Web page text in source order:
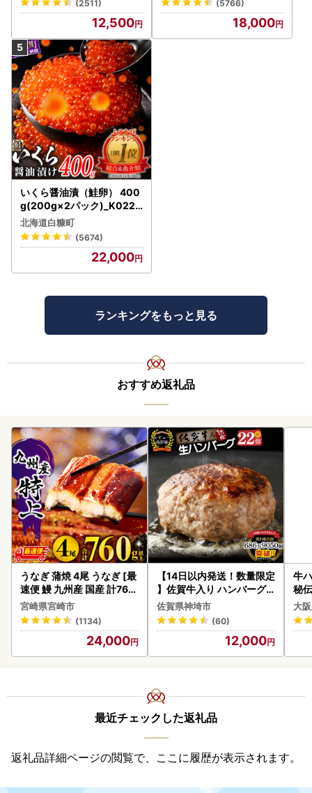
(2511)
12,500
(5766)
18,000
いくら醤油漬（鮭卵） 400
g(200g×2パック)_K022-
1676
北海道白糠町
(5674)
22,000
ランキングをもっと見る
おすすめ返礼品
うなぎ 蒲焼 4尾 うなぎ [最
速便 鰻 九州産 国産 計760
g以上]
宮崎県宮崎市
(1134)
24,000
【14日以内発送！数量限定
】佐賀牛入り ハンバーグ 2
2個 2.6kg(120g×22個)(H
083106)
佐賀県神埼市
(60)
12,000
牛
秘
焼
大
最近チェックした返礼品
返礼品詳細ページの閲覧で、ここに履歴が表示されます。